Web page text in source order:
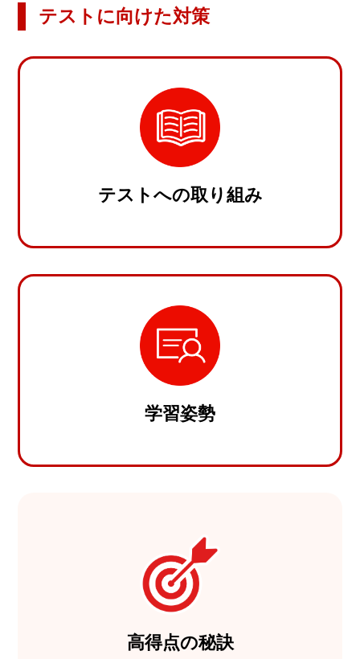
テストに向けた対策
テストへの取り組み
学習姿勢
高得点の秘訣